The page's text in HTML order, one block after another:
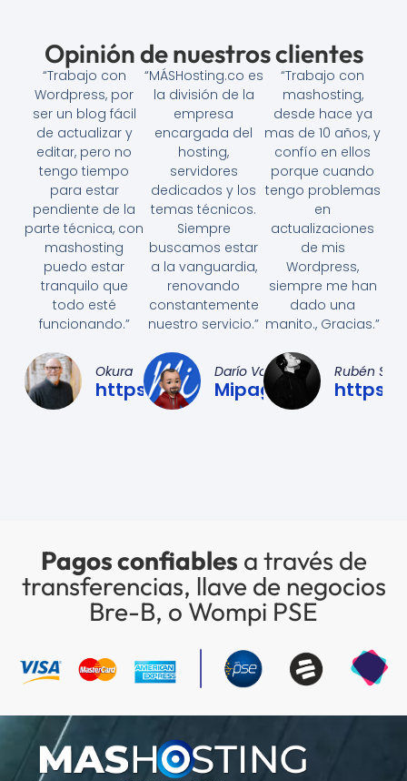
Opinión de nuestros clientes
“Trabajo con
Wordpress, por
ser un blog fácil
de actualizar y
editar, pero no
tengo tiempo
para estar
pendiente de la
parte técnica, con
mashosting
puedo estar
tranquilo que
todo esté
funcionando.”
Okura
https://okura.com.co
“MÁSHosting.co es
la división de la
empresa
encargada del
hosting,
servidores
dedicados y los
temas técnicos.
Siempre
buscamos estar
a la vanguardia,
renovando
constantemente
nuestro servicio.”
Darío Vargas
Mipagina.net
“Trabajo con
mashosting,
desde hace ya
mas de 10 años, y
confío en ellos
porque cuando
tengo problemas
en
actualizaciones
de mis
Wordpress,
siempre me han
dado una
manito., Gracias.”
Rubén
Pagos confiables a través de
transferencias, llave de negocios
Bre-B, o Wompi PSE